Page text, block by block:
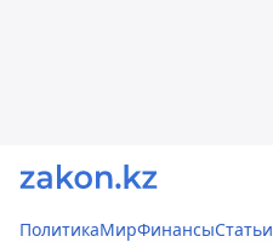
ПолитикаМирФинансыСтатьи